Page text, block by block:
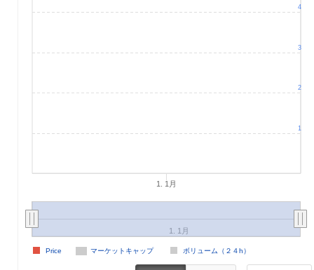
1. 1月
マーケットキャップ ボリューム（２４h）
Price
1. 1月
1
2
3
4